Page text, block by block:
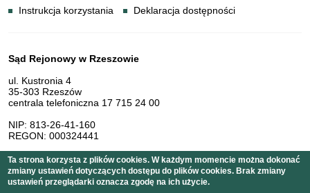
Instrukcja korzystania
Deklaracja dostępności
Dane teleadresowe
Sąd Rejonowy w Rzeszowie
ul. Kustronia 4
35-303 Rzeszów
centrala telefoniczna 17 715 24 00
NIP: 813-26-41-160
REGON: 000324441
Serwis pełni funkcję strony Biuletynu Informacji Publicznej
Ta strona korzysta z plików cookies. W każdym momencie można dokonać
zmiany ustawień dotyczących dostępu do plików cookies. Brak zmiany
ustawień przeglądarki oznacza zgodę na ich użycie.